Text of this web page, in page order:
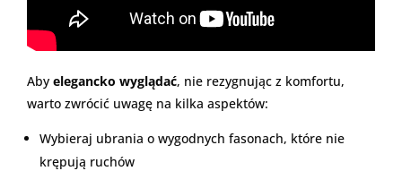
Aby elegancko wyglądać, nie rezygnując z komfortu,
warto zwrócić uwagę na kilka aspektów:
Wybieraj ubrania o wygodnych fasonach, które nie
krępują ruchów